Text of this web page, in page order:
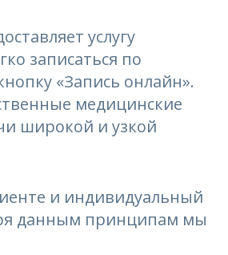
услугу
записаться по
«Запись онлайн».
медицинские
широкой и узкой
и индивидуальный
данным принципам мы